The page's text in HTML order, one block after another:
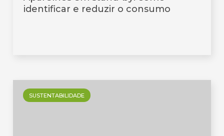
identificar e reduzir o consumo
SUSTENTABILIDADE